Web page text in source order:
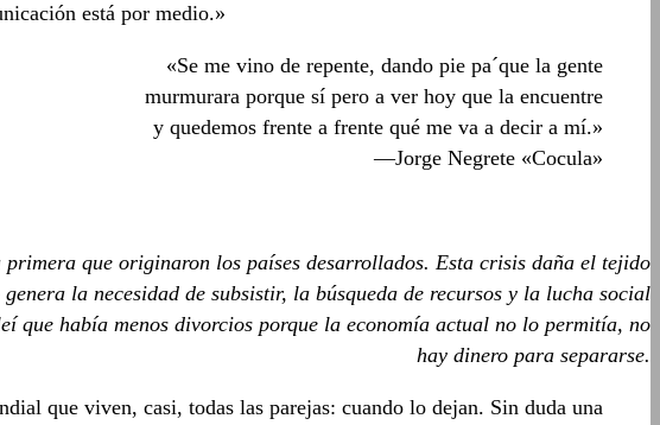
está por medio.»
«Se me vino de repente, dando pie pa´que la gente
murmurara porque sí pero a ver hoy que la encuentre
y quedemos frente a frente qué me va a decir a mí.»
—Jorge Negrete «Cocula»
que originaron los países desarrollados. Esta crisis daña el tejido
la necesidad de subsistir, la búsqueda de recursos y la lucha social
que había menos divorcios porque la economía actual no lo permitía, no
hay dinero para separarse.
que viven, casi, todas las parejas: cuando lo dejan. Sin duda una